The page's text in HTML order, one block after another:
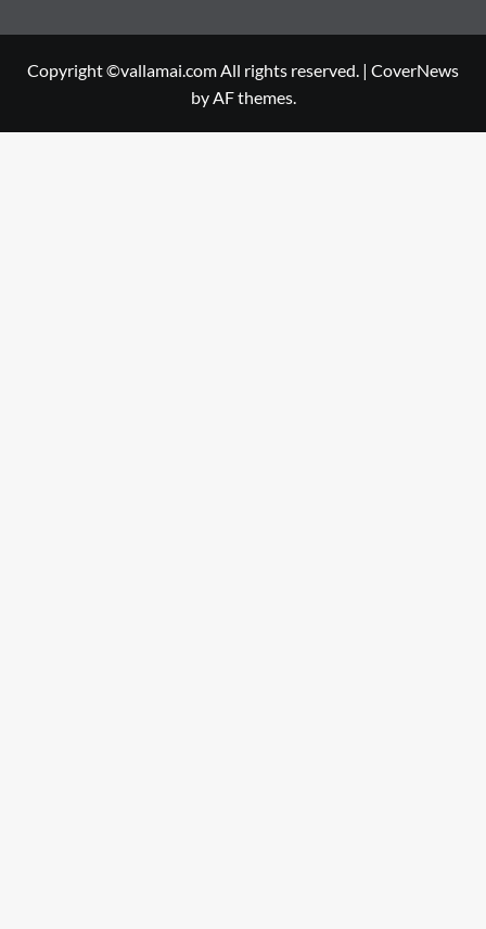
Copyright ©vallamai.com All rights reserved. | CoverNews
by AF themes.